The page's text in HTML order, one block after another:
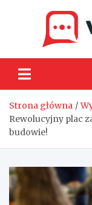
Strona główna
Rewolucyjny plac
budowie!